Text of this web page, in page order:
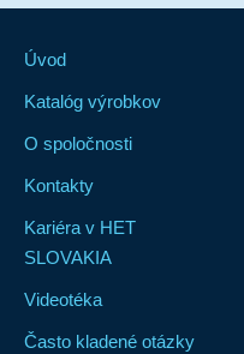
Úvod
Katalóg výrobkov
O spoločnosti
Kontakty
Kariéra v HET
SLOVAKIA
Videotéka
Často kladené otázky